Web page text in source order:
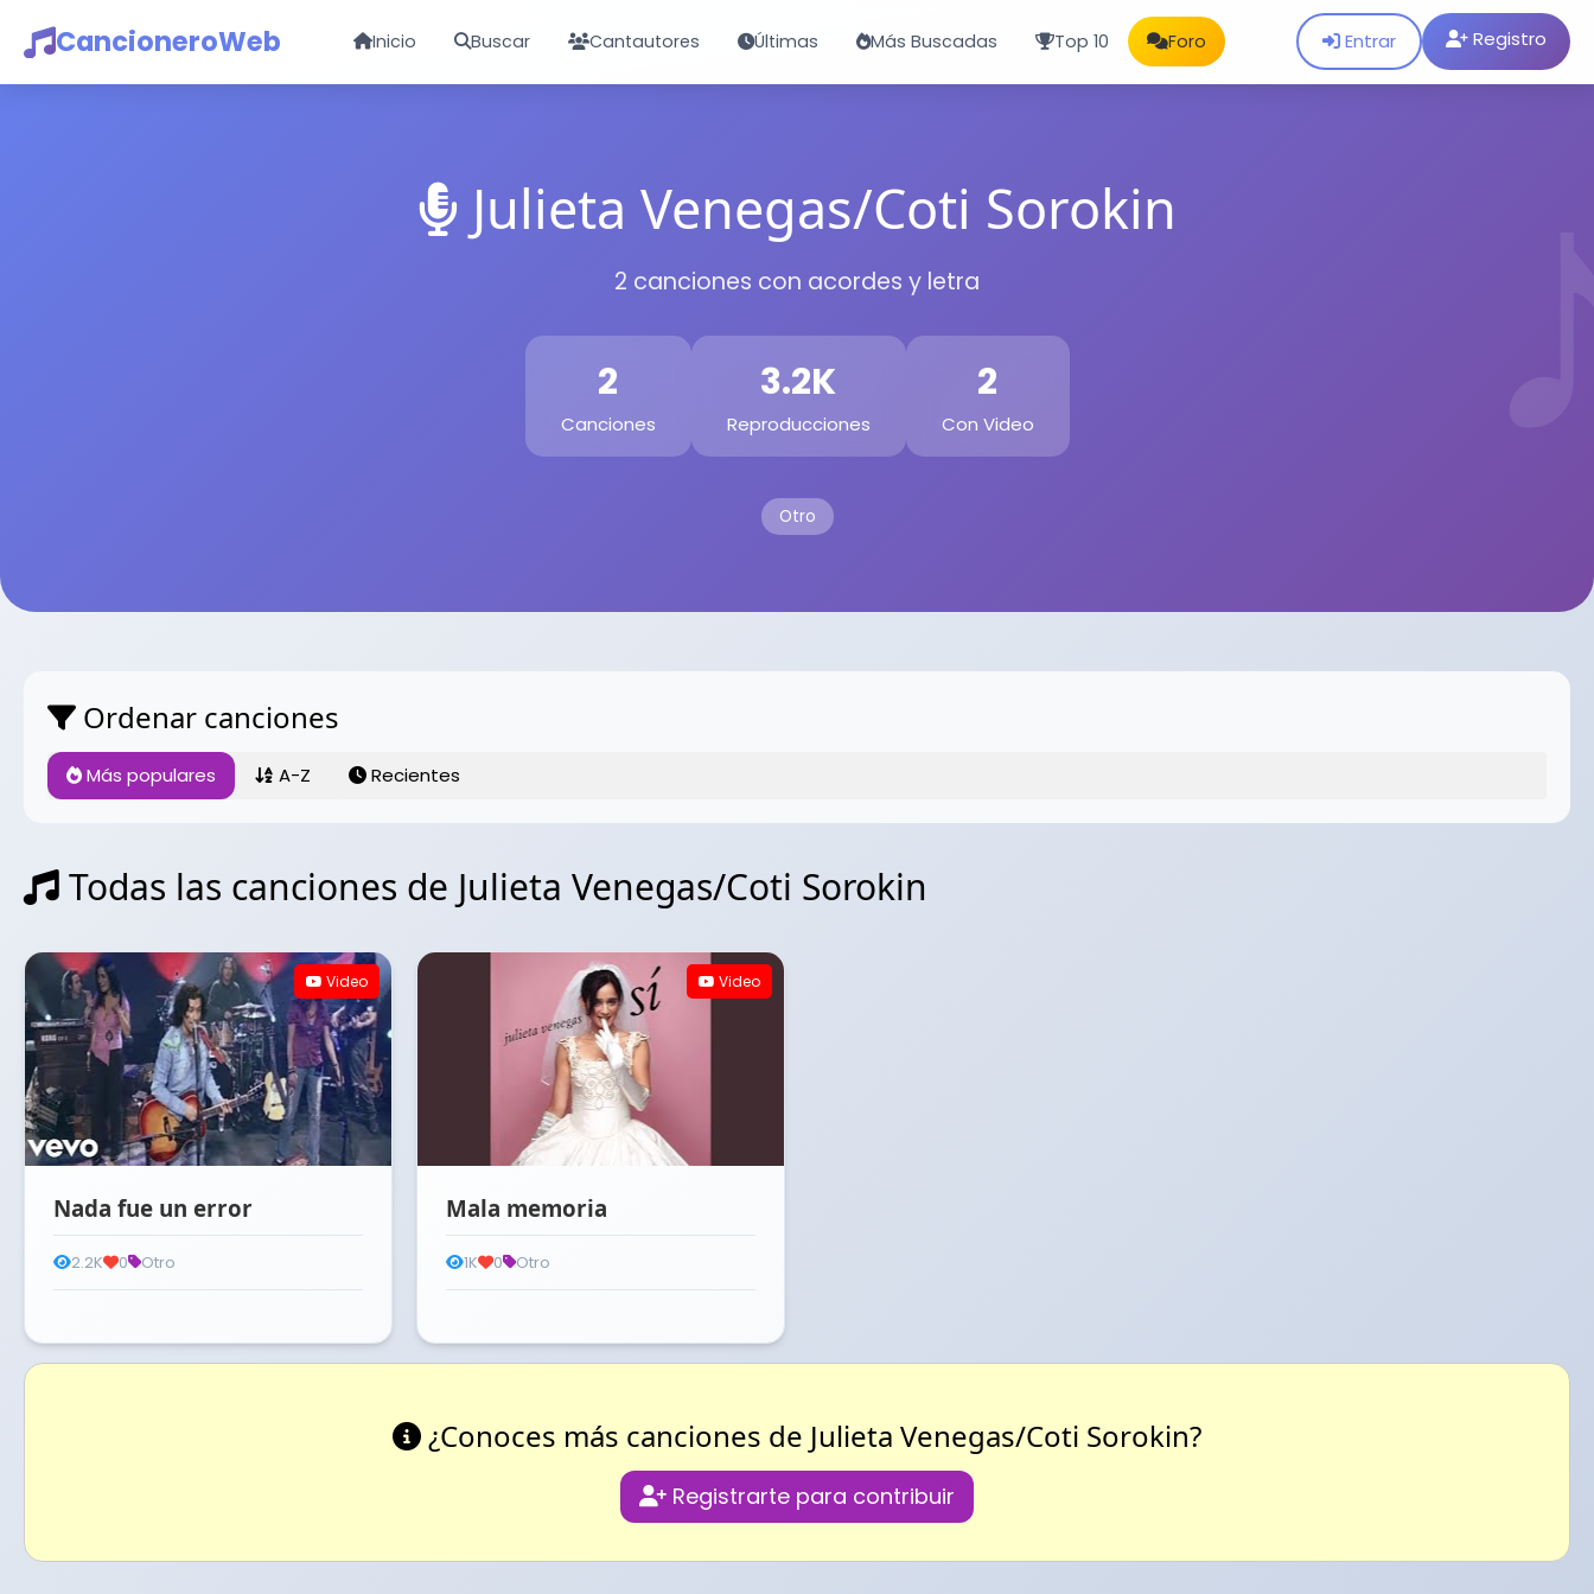
CancioneroWeb Inicio Buscar Cantautores Últimas Más Buscadas Top 10 Foro Entrar Registro
Julieta Venegas/Coti Sorokin
2 canciones con acordes y letra
2
Canciones
3.2K
Reproducciones
2
Con Video
Otro
Ordenar canciones
Más populares A-Z Recientes
Todas las canciones de Julieta Venegas/Coti Sorokin
Video
Nada fue un error
2.2K 0 Otro
Video
Mala memoria
1K 0 Otro
¿Conoces más canciones de Julieta Venegas/Coti Sorokin?
Registrarte para contribuir